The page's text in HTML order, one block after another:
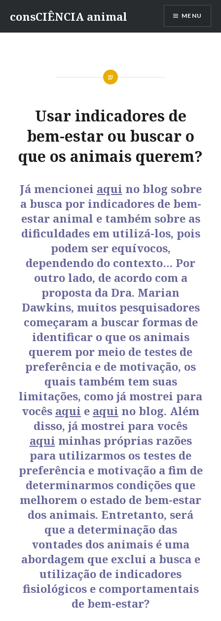
consCIÊNCIA animal MENU
Usar indicadores de
bem-estar ou buscar o
que os animais querem?
Já mencionei aqui no blog sobre
a busca por indicadores de bem-
estar animal e também sobre as
dificuldades em utilizá-los, pois
podem ser equívocos,
dependendo do contexto… Por
outro lado, de acordo com a
proposta da Dra. Marian
Dawkins, muitos pesquisadores
começaram a buscar formas de
identificar o que os animais
querem por meio de testes de
preferência e de motivação, os
quais também tem suas
limitações, como já mostrei para
vocês aqui e aqui no blog. Além
disso, já mostrei para vocês
aqui minhas próprias razões
para utilizarmos os testes de
preferência e motivação a fim de
determinarmos condições que
melhorem o estado de bem-estar
dos animais. Entretanto, será
que a determinação das
vontades dos animais é uma
abordagem que exclui a busca e
utilização de indicadores
fisiológicos e comportamentais
de bem-estar?